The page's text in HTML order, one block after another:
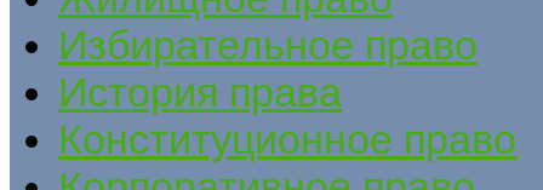
Избирательное право
История права
Конституционное право